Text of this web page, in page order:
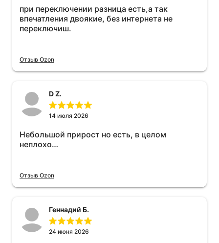
при переключении разница есть,а так
впечатления двоякие, без интернета не
переключиш.
Отзыв Ozon
D Z.
14 июля 2026
Небольшой прирост но есть, в целом
неплохо…
Отзыв Ozon
Геннадий Б.
24 июня 2026